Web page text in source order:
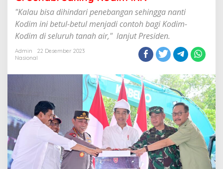
l
i
m
T
N
e
p
i
n
g
i
"Kalau bisa dihindari penebangan sehingga nanti
Kodim ini betul-betul menjadi contoh bagi Kodim-
Kodim di seluruh tanah air," lanjut Presiden.
Admin
22 Desember 2023
Nasional